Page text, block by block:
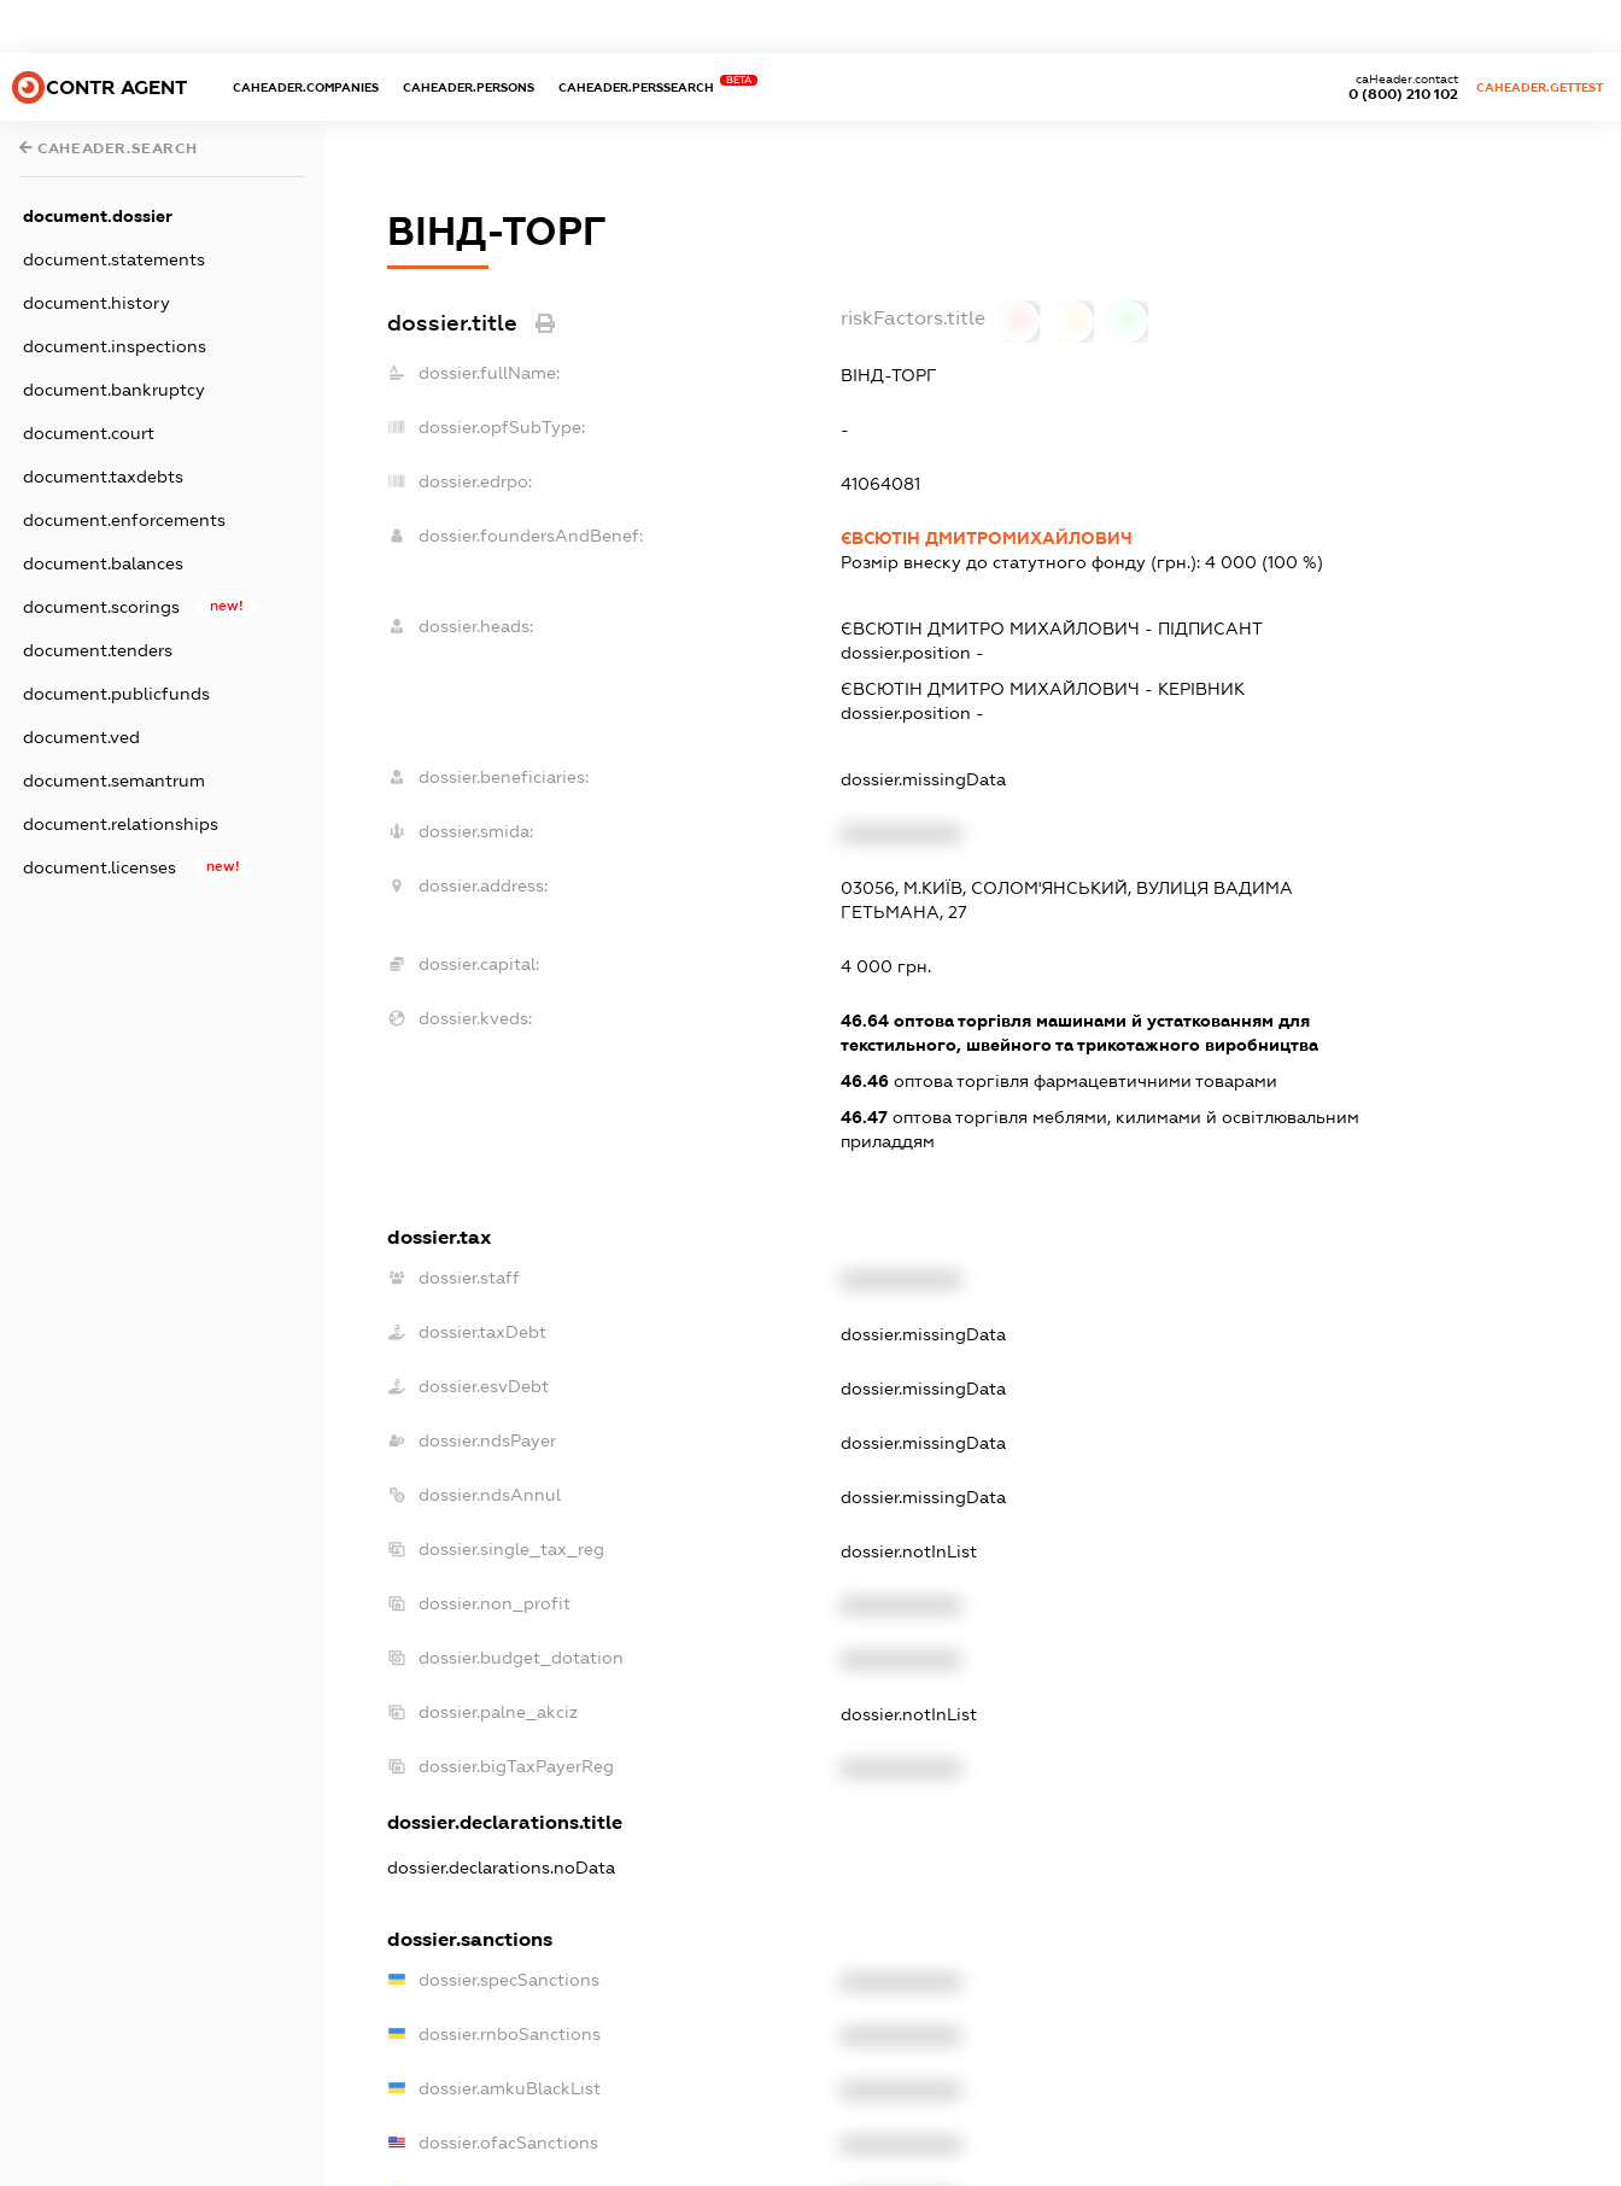
CONTR AGENT CAHEADER.COMPANIES CAHEADER.PERSONS CAHEADER.PERSSEARCH
BETA
0 (800) 210 102
caHeader.contact
CAHEADER.GETTEST
CAHEADER.SEARCH
document.dossier
document.statements
document.history
document.inspections
document.bankruptcy
document.court
document.taxdebts
document.enforcements
document.balances
document.scorings new!
document.tenders
document.publicfunds
document.ved
document.semantrum
document.relationships
document.licenses new!
ВІНД-ТОРГ
dossier.title riskFactors.title
dossier.fullName: ВІНД-ТОРГ
dossier.opfSubType: -
dossier.edrpo: 41064081
dossier.foundersAndBenef:
ЄВСЮТІН ДМИТРОМИХАЙЛОВИЧ
Розмір внеску до статутного фонду (грн.):4 000 (100 %)
dossier.heads: ЄВСЮТІН ДМИТРО МИХАЙЛОВИЧ - ПІДПИСАНТ
dossier.position -
ЄВСЮТІН ДМИТРО МИХАЙЛОВИЧ - КЕРІВНИК
dossier.position -
dossier.beneficiaries: dossier.missingData
dossier.smida:
dossier.address:
03056, М.КИЇВ, СОЛОМ'ЯНСЬКИЙ, ВУЛИЦЯ ВАДИМА
ГЕТЬМАНА, 27
dossier.capital: 4 000 грн.
dossier.kveds: 46.64 оптова торгівля машинами й устаткованням для
текстильного, швейного та трикотажного виробництва
46.46 оптова торгівля фармацевтичними товарами
46.47 оптова торгівля меблями, килимами й освітлювальним
приладдям
dossier.tax
dossier.staff
dossier.taxDebt dossier.missingData
dossier.esvDebt dossier.missingData
dossier.ndsPayer dossier.missingData
dossier.ndsAnnul dossier.missingData
dossier.single_tax_reg dossier.notInList
dossier.non_profit
dossier.budget_dotation
dossier.palne_akciz dossier.notInList
dossier.bigTaxPayerReg
dossier.declarations.title
dossier.declarations.noData
dossier.sanctions
dossier.specSanctions
dossier.rnboSanctions
dossier.amkuBlackList
dossier.ofacSanctions